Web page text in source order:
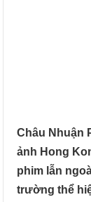
Châu Nhuận
ảnh Hong
phim lẫn
trường thể